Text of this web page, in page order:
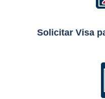
Solicitar Visa